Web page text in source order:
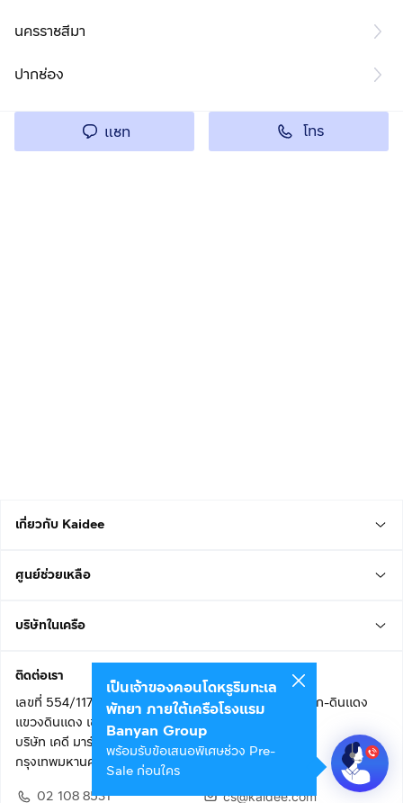
นครราชสีมา
ปากช่อง
แชท โทร
เกี่ยวกับ Kaidee
ศูนย์ช่วยเหลือ
บริษัทในเครือ
ติดต่อเรา
เลขที่ 554/117 อาคารสกายไนน์ เซ็นเตอร์ ชั้น 22 ถนนอโศก-ดินแดง
แขวงดินแดง เขตดินแดง
บริษัท เคดี มาร์เก็ตเพลส จำกัด (สำนักงานใหญ่)
กรุงเทพมหานคร 10400
02 108 8531
cs@kaidee.com
เป็นเจ้าของคอนโดหรูริมทะเล
พัทยา ภายใต้เครือโรงแรม
Banyan Group
พร้อมรับข้อเสนอพิเศษช่วง Pre-
Sale ก่อนใคร